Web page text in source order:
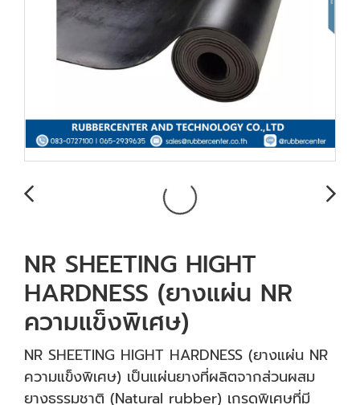
NR SHEETING HIGHT
HARDNESS (ยางแผ่น NR
ความแข็งพิเศษ)
NR SHEETING HIGHT HARDNESS (ยางแผ่น NR
ความแข็งพิเศษ) เป็นแผ่นยางที่ผลิตจากส่วนผสม
ยางธรรมชาติ (Natural rubber) เกรดพิเศษที่มี